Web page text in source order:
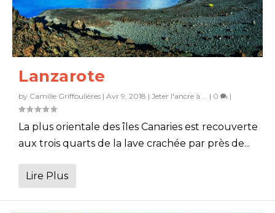
Lanzarote
by Camille Griffoulières | Avr 9, 2018 | Jeter l'ancre à ... | 0 |
La plus orientale des îles Canaries est recouverte
aux trois quarts de la lave crachée par près de...
Lire Plus